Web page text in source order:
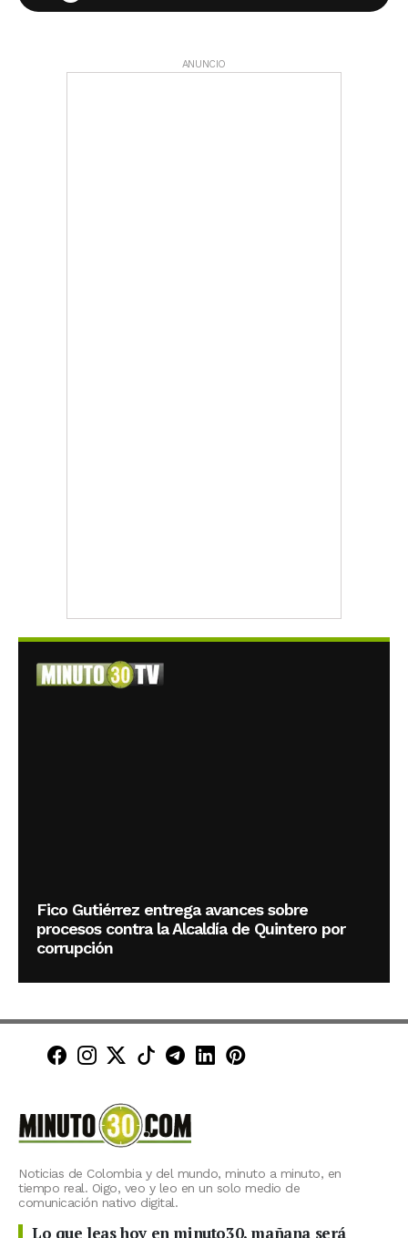
ANUNCIO
Fico Gutiérrez entrega avances sobre
procesos contra la Alcaldía de Quintero por
corrupción
Minuto30 en Facebook
Minuto30 en Instagram
Minuto30 en X (Twitter)
Minuto30 en TikTok
Canal de Minuto30 en
Minuto30 en LinkedIn
Minuto30 en
Noticias de Colombia y del mundo, minuto a minuto, en
tiempo real. Oigo, veo y leo en un solo medio de
comunicación nativo digital.
Lo que leas hoy en minuto30, mañana será